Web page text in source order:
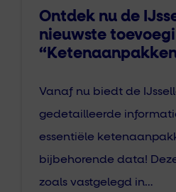
Ontdek nu de
nieuwste
Vanaf nu biedt de
gedetailleerde
essentiële
bijbehorende data!
zoals vastgelegd in…